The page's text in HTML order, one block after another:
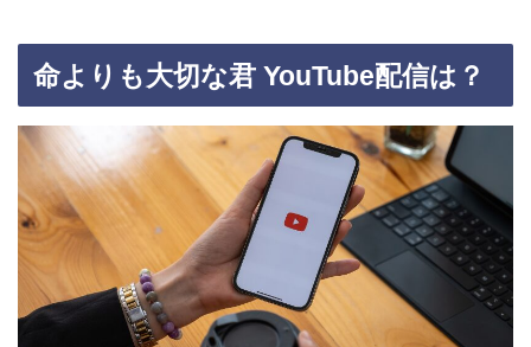
命よりも大切な君 YouTube配信は？